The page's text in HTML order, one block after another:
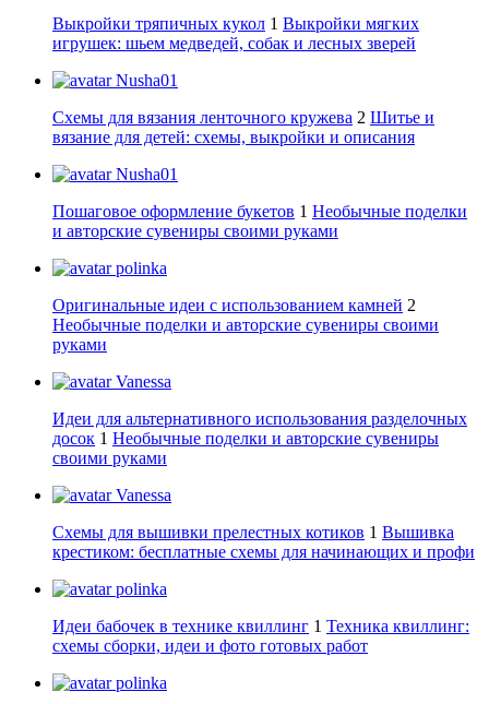
Выкройки тряпичных кукол 1 Выкройки мягких
игрушек: шьем медведей, собак и лесных зверей
Nusha01
Схемы для вязания ленточного кружева 2 Шитье и
вязание для детей: схемы, выкройки и описания
Nusha01
Пошаговое оформление букетов 1 Необычные поделки
и авторские сувениры своими руками
polinka
Оригинальные идеи с использованием камней 2
Необычные поделки и авторские сувениры своими
руками
Vanessa
Идеи для альтернативного использования разделочных
досок 1 Необычные поделки и авторские сувениры
своими руками
Vanessa
Схемы для вышивки прелестных котиков 1 Вышивка
крестиком: бесплатные схемы для начинающих и профи
polinka
Идеи бабочек в технике квиллинг 1 Техника квиллинг:
схемы сборки, идеи и фото готовых работ
polinka